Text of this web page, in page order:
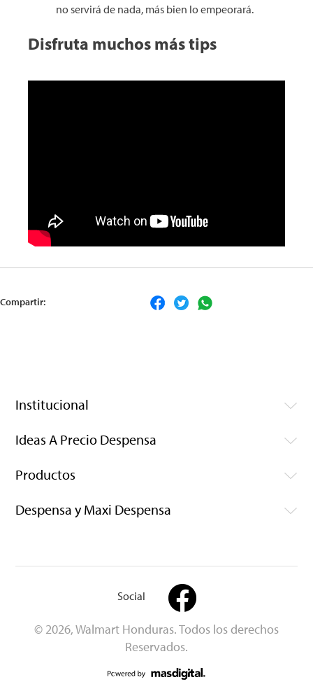
no servirá de nada, más bien lo empeorará.
Disfruta muchos más tips
Compartir:
Institucional
Ideas A Precio Despensa
Productos
Despensa y Maxi Despensa
Social
© 2026, Walmart Honduras. Todos los derechos
Reservados.